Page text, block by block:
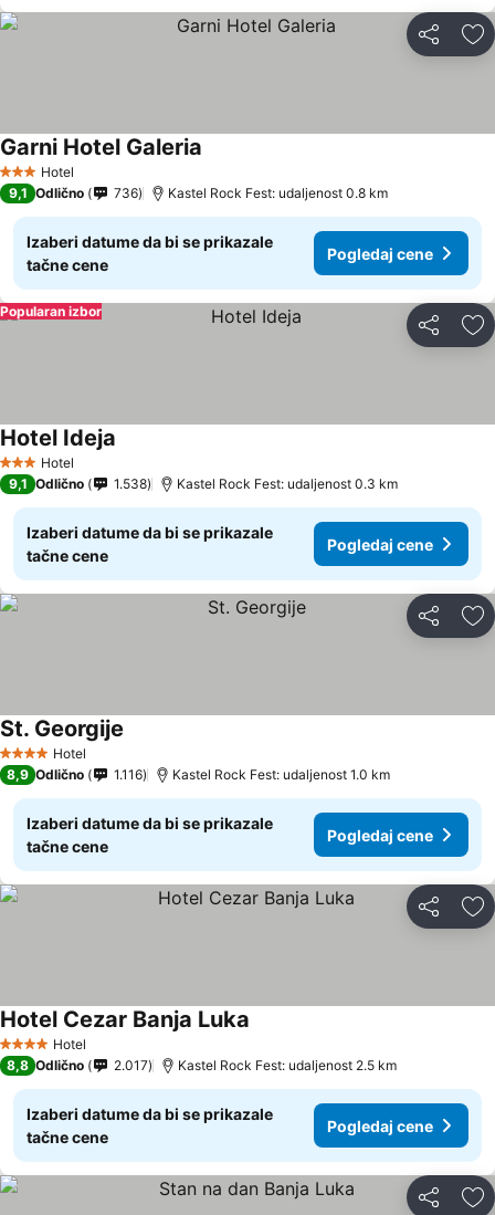
Deli
3 Zvezdice
Hotel
Garni Hotel Galeria
9,1 Odlično 736 Kastel Rock Fest: udaljenost 0.8 km
Izaberi datume da bi se prikazale
tačne cene
Pogledaj cene
Deli
Popularan izbor
3 Zvezdice
Hotel
Hotel Ideja
9,1 Odlično 1.538 Kastel Rock Fest: udaljenost 0.3 km
Izaberi datume da bi se prikazale
tačne cene
Pogledaj cene
Deli
4 ZvezdiceHotel
St. Georgije
8,9 Odlično 1.116 Kastel Rock Fest: udaljenost 1.0 km
Izaberi datume da bi se prikazale
tačne cene
Pogledaj cene
Deli
4 ZvezdiceHotel
Hotel Cezar Banja Luka
8,8 Odlično 2.017 Kastel Rock Fest: udaljenost 2.5 km
Izaberi datume da bi se prikazale
tačne cene
Pogledaj cene
Deli